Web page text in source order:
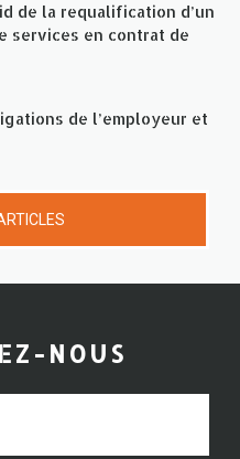
de la requalification d’un
services en contrat de
de l’employeur et
NOUS